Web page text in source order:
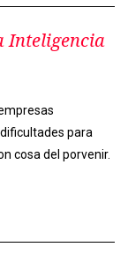
Inteligencia
para
cosa del porvenir.